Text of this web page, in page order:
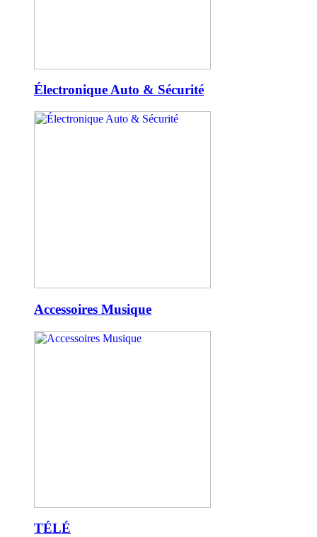
Électronique Auto & Sécurité
Accessoires Musique
TÉLÉ